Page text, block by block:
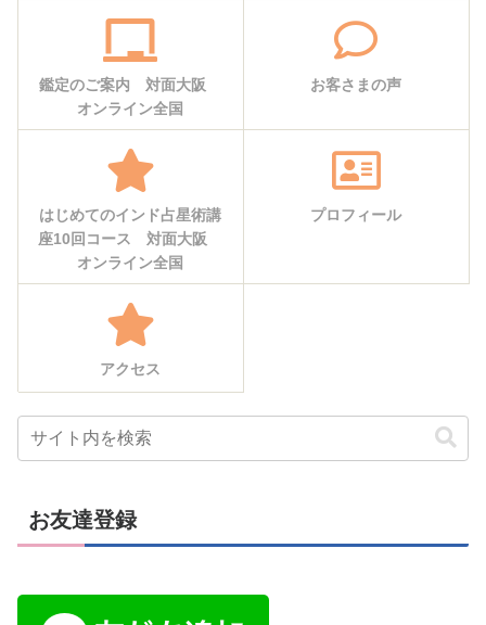
鑑定のご案内 対面大阪
オンライン全国
お客さまの声
はじめてのインド占星術講
座10回コース 対面大阪
オンライン全国
プロフィール
アクセス
お友達登録